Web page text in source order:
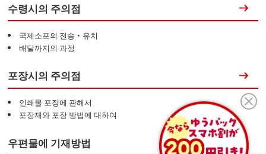
수령시의 주의점
국제소포의 전송・유치
배달까지의 과정
포장시의 주의점
인쇄물 포장에 관해서
포장재와 포장 방법에 대하여
우편물에 기재방법